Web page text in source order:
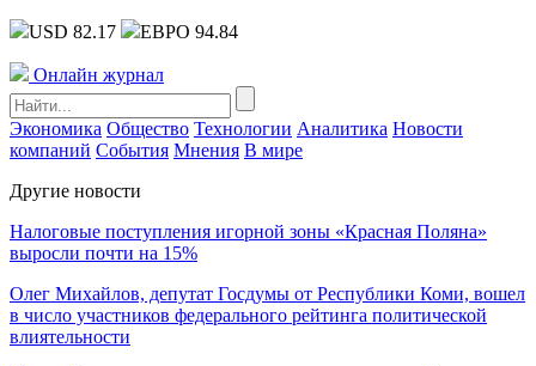
USD 82.17 ЕВРО 94.84
Онлайн журнал
Экономика Общество Технологии Аналитика Новости
компаний События Мнения В мире
Другие новости
Налоговые поступления игорной зоны «Красная Поляна»
выросли почти на 15%
Олег Михайлов, депутат Госдумы от Республики Коми, вошел
в число участников федерального рейтинга политической
влиятельности